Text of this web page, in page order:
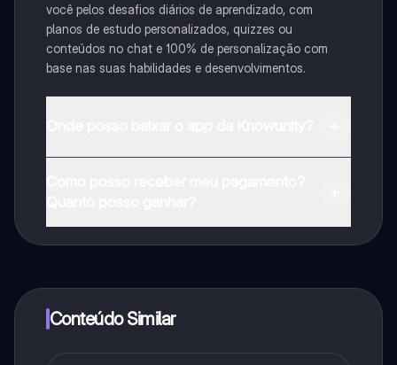
você pelos desafios diários de aprendizado, com
planos de estudo personalizados, quizzes ou
conteúdos no chat e 100% de personalização com
base nas suas habilidades e desenvolvimentos.
Conteúdo Similar